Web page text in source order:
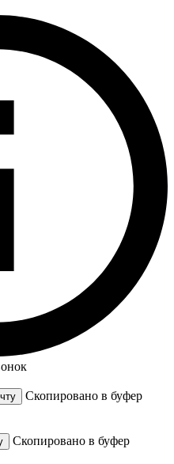
Скопировано в буфер
Скопировано в буфер